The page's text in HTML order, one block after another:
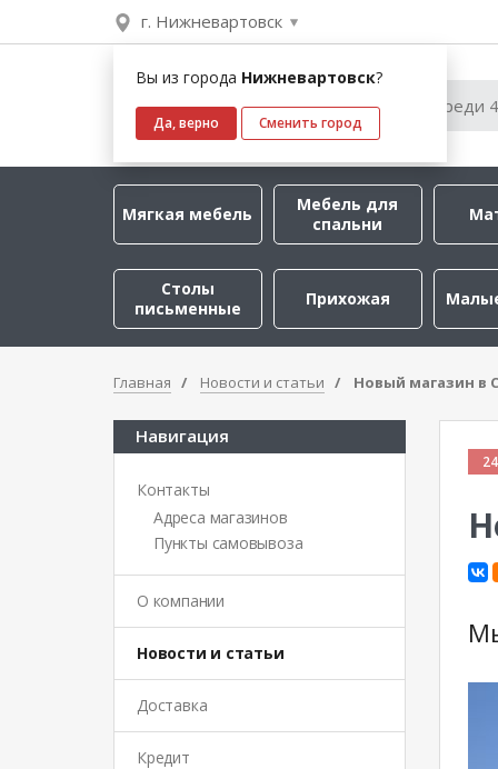
г. Нижневартовск
Вы из города Нижневартовск?
Да, верно Сменить город
Мягкая мебель
Мебель для
спальни
Столы
письменные
Прихожая
Главная Новости и статьи Новый магазин в
Навигация
Контакты
Адреса магазинов
Пункты самовывоза
О компании
Новости и статьи
Доставка
Кредит